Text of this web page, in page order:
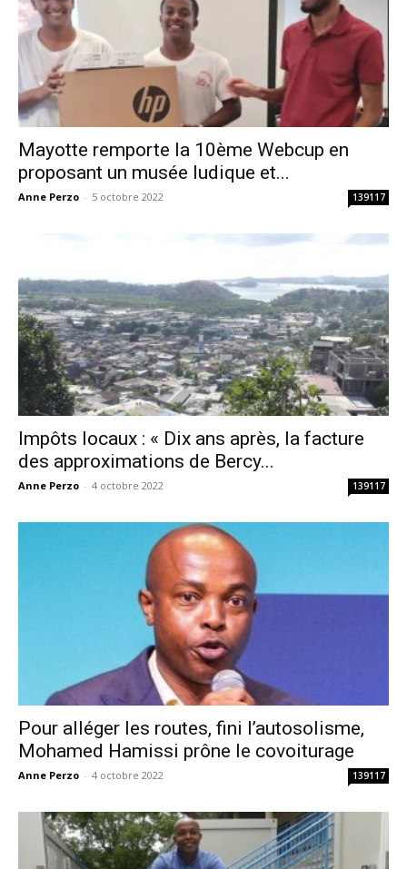
Mayotte remporte la 10ème Webcup en
proposant un musée ludique et...
Anne Perzo - 5 octobre 2022 139117
Impôts locaux : « Dix ans après, la facture
des approximations de Bercy...
Anne Perzo - 4 octobre 2022 139117
Pour alléger les routes, fini l’autosolisme,
Mohamed Hamissi prône le covoiturage
Anne Perzo - 4 octobre 2022 139117